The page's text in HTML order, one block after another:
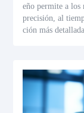
eño permite a los
precisión, al
ción más